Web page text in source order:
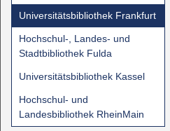
Universitätsbibliothek Frankfurt
Hochschul-, Landes- und
Stadtbibliothek Fulda
Universitätsbibliothek Kassel
Hochschul- und
Landesbibliothek RheinMain